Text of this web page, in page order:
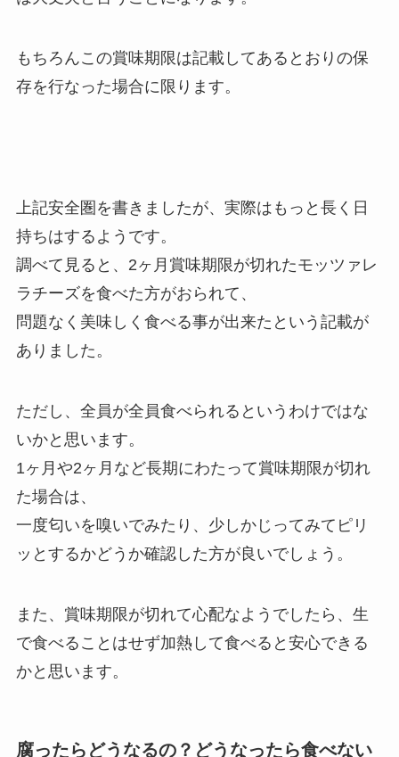
もちろんこの賞味期限は記載してあるとおりの保
存を行なった場合に限ります。
上記安全圏を書きましたが、実際はもっと長く日
持ちはするようです。
調べて見ると、2ヶ月賞味期限が切れたモッツァレ
ラチーズを食べた方がおられて、
問題なく美味しく食べる事が出来たという記載が
ありました。
ただし、全員が全員食べられるというわけではな
いかと思います。
1ヶ月や2ヶ月など長期にわたって賞味期限が切れ
た場合は、
一度匂いを嗅いでみたり、少しかじってみてピリ
ッとするかどうか確認した方が良いでしょう。
また、賞味期限が切れて心配なようでしたら、生
で食べることはせず加熱して食べると安心できる
かと思います。
腐ったらどうなるの？どうなったら食べない